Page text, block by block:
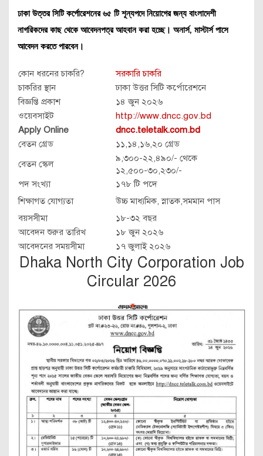
ঢাকা উত্তর সিটি কর্পোরেশনের ৬৫ টি শূন্যপদে নিয়োগের জন্য বাংলাদেশী
নাগরিকদের কাছ থেকে আবেদনপত্র আহবান করা হচ্ছে। অনার্স, মাস্টার্স পাসে
আবেদন করতে পারবেন।
কোন ধরনের চাকরি?
সরকারি চাকরি
চাকরির স্থান
ঢাকা উত্তর সিটি কর্পোরেশনে
বিজ্ঞপ্তি প্রকাশ
১৪ জুন ২০২৬
ওয়েবসাইট
http://www.dncc.gov.bd
Apply Online
dncc.teletalk.com.bd
বেতন গ্রেড
১১,১৪,১৬,২০ গ্রেড
বেতন স্কেল
৯,৩০০-২২,৪৯০/- থেকে
১২,৫০০-৩০,২৩০/-
পদ সংখ্যা
১৭৮ টি পদে
শিক্ষাগত যোগ্যতা
উচ্চ মাধ্যমিক, স্নাতক,সমমান পাস
বয়সসীমা
১৮-৩২ বছর
আবেদন শুরুর তারিখ
১৮ জুন ২০২৬
আবেদনের সময়সীমা
১৭ জুলাই ২০২৬
Dhaka North City Corporation Job
Circular 2026